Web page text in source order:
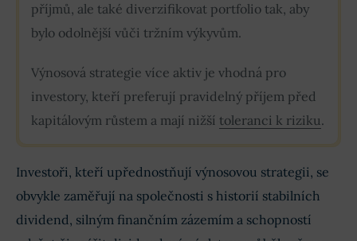
příjmů, ale také diverzifikovat portfolio tak, aby
bylo odolnější vůči tržním výkyvům.
Výnosová strategie více aktiv je vhodná pro
investory, kteří preferují pravidelný příjem před
kapitálovým růstem a mají nižší toleranci k riziku.
Investoři, kteří upřednostňují výnosovou strategii, se
obvykle zaměřují na společnosti s historií stabilních
dividend, silným finančním zázemím a schopností